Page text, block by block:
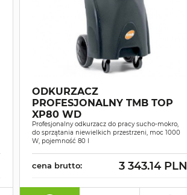
ODKURZACZ
PROFESJONALNY TMB TOP
XP80 WD
Profesjonalny odkurzacz do pracy sucho-mokro,
do sprzątania niewielkich przestrzeni, moc 1000
W, pojemność 80 l
cena brutto: 3 343.14 PLN